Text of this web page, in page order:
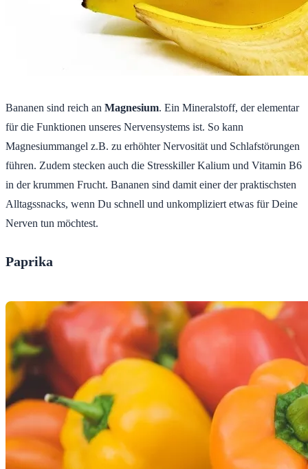
Bananen sind reich an Magnesium. Ein Mineralstoff, der elementar
für die Funktionen unseres Nervensystems ist. So kann
Magnesiummangel z.B. zu erhöhter Nervosität und Schlafstörungen
führen. Zudem stecken auch die Stresskiller Kalium und Vitamin B6
in der krummen Frucht. Bananen sind damit einer der praktischsten
Alltagssnacks, wenn Du schnell und unkompliziert etwas für Deine
Nerven tun möchtest.
Paprika